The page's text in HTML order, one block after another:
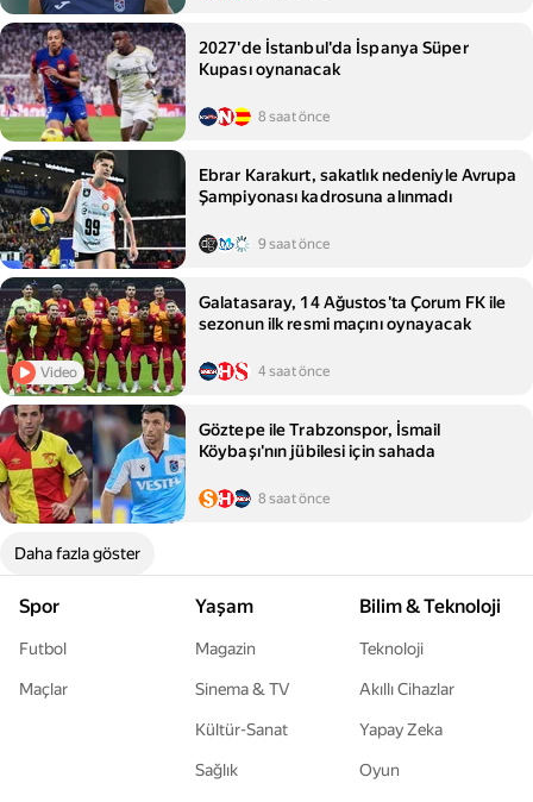
2027'de İstanbul'da İspanya Süper
Kupası oynanacak
8 saat önce
Ebrar Karakurt, sakatlık nedeniyle Avrupa
Şampiyonası kadrosuna alınmadı
9 saat önce
Video
Galatasaray, 14 Ağustos'ta Çorum FK ile
sezonun ilk resmi maçını oynayacak
4 saat önce
Göztepe ile Trabzonspor, İsmail
Köybaşı'nın jübilesi için sahada
8 saat önce
Daha fazla göster
Spor
Futbol
Maçlar
Yaşam
Magazin
Sinema & TV
Kültür-Sanat
Sağlık
Bilim & Teknoloji
Teknoloji
Akıllı Cihazlar
Yapay Zeka
Oyun